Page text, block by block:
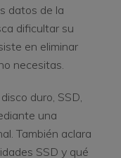
datos de la
dificultar su
en eliminar
necesitas.
duro, SSD,
una
También aclara
SSD y qué